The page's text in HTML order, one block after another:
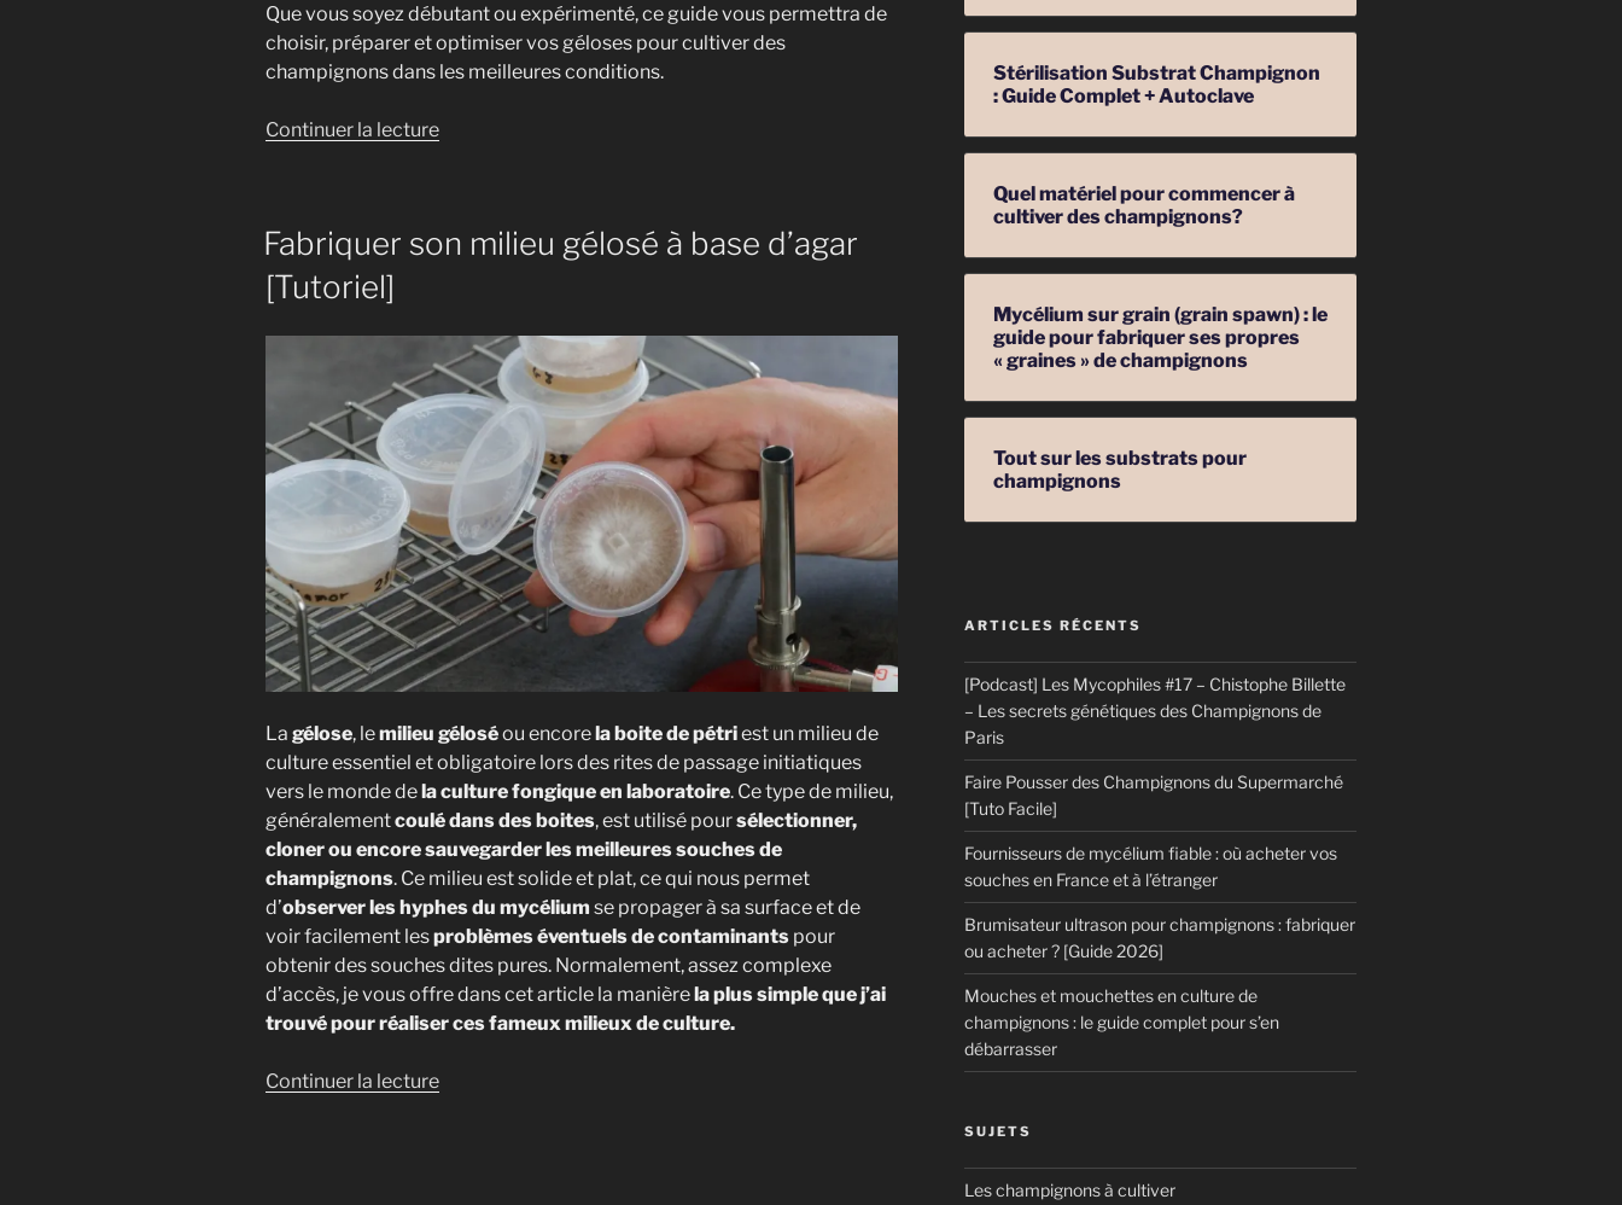
Que vous soyez débutant ou expérimenté, ce guide vous permettra de
choisir, préparer et optimiser vos géloses pour cultiver des
champignons dans les meilleures conditions.
Continuer la lecturede
21
gélose
pour
vos
champignons »
Fabriquer son milieu gélosé à base d’agar
[Tutoriel]
La gélose, lemilieu géloséou encorela boite de pétriest un milieu de
culture essentiel et obligatoire lors des rites de passage initiatiques
vers le monde dela culture fongique en laboratoire. Ce type de milieu,
généralementcoulé dans des boites, est utilisé poursélectionner,
cloner ou encore sauvegarder les meilleures souches de
champignons. Ce milieu est solide et plat, ce qui nous permet
d’observer les hyphes du mycélium se propager à sa surface et de
voir facilement lesproblèmes éventuels de contaminants pour
obtenir des souches dites pures. Normalement, assez complexe
d’accès, je vous offre dans cet article la manièrela plus simple que j’ai
trouvé pour réaliser ces fameux milieux de culture.
Continuer la lecturede
Stérilisation Substrat Champignon
: Guide Complet + Autoclave
Quel matériel pour commencer à
cultiver des champignons?
Mycélium sur grain (grain spawn) : le
guide pour fabriquer ses propres
« graines » de champignons
Tout sur les substrats pour
champignons
ARTICLES RÉCENTS
[Podcast] Les Mycophiles #17 – Chistophe Billette
– Les secrets génétiques des Champignons de
Paris
Faire Pousser des Champignons du Supermarché
[Tuto Facile]
Fournisseurs de mycélium fiable : où acheter vos
souches en France et à l’étranger
Brumisateur ultrason pour champignons : fabriquer
ou acheter ? [Guide 2026]
Mouches et mouchettes en culture de
champignons : le guide complet pour s’en
débarrasser
SUJETS
Les champignons à cultiver